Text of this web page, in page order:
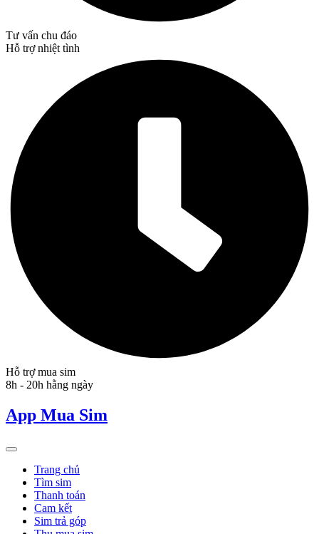
Tư vấn chu đáo
Hỗ trợ nhiệt tình
Hỗ trợ mua sim
8h - 20h hằng ngày
App Mua Sim
Trang chủ
Tìm sim
Thanh toán
Cam kết
Sim trả góp